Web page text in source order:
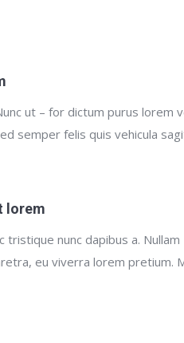
ut – for dictum purus lorem
semper felis quis vehicula
lorem
tristique nunc dapibus a. Nullam
eu viverra lorem pretium.